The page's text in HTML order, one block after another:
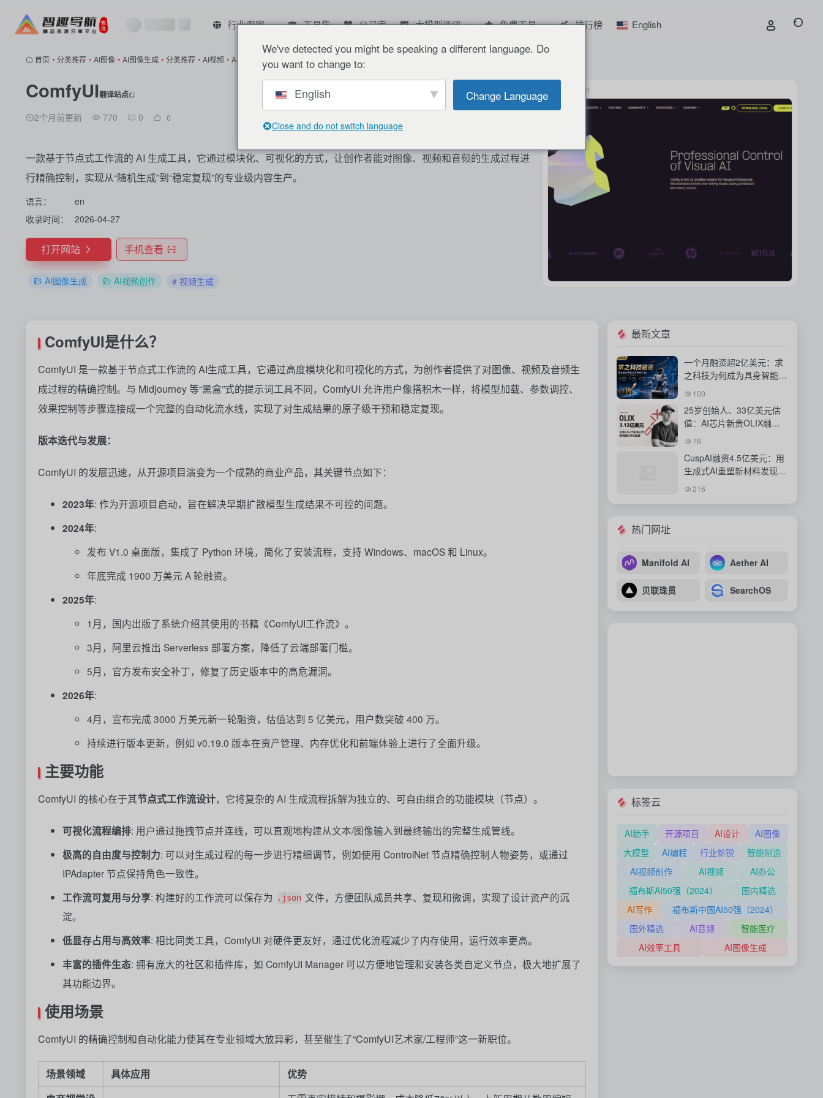
行业观察 工具集 公司库 大模型测评 免费工具 排行榜 English
首页 • 分类推荐 • AI图像 • AI图像生成 • 分类推荐 • AI视频 • AI视频创作 ComfyUI
ComfyUI翻译站点
2个月前更新 770 0 0
一款基于节点式工作流的 AI 生成工具，它通过模块化、可视化的方式，让创作者能对图像、视频和音频的生成过程进
行精确控制，实现从“随机生成”到“稳定复现”的专业级内容生产。
语言：
en
收录时间：
2026-04-27
打开网站 手机查看
AI图像生成 AI视频创作 # 视频生成
ComfyUI
ComfyUI是什么？
ComfyUI 是一款基于节点式工作流的 AI生成工具，它通过高度模块化和可视化的方式，为创作者提供了对图像、视频及音频生
成过程的精确控制。与 Midjourney 等“黑盒”式的提示词工具不同，ComfyUI 允许用户像搭积木一样，将模型加载、参数调控、
效果控制等步骤连接成一个完整的自动化流水线，实现了对生成结果的原子级干预和稳定复现。
版本迭代与发展：
ComfyUI 的发展迅速，从开源项目演变为一个成熟的商业产品，其关键节点如下：
2023年: 作为开源项目启动，旨在解决早期扩散模型生成结果不可控的问题。
2024年:
发布 V1.0 桌面版，集成了 Python 环境，简化了安装流程，支持 Windows、macOS 和 Linux。
年底完成 1900 万美元 A 轮融资。
2025年:
1月，国内出版了系统介绍其使用的书籍《ComfyUI工作流》。
3月，阿里云推出 Serverless 部署方案，降低了云端部署门槛。
5月，官方发布安全补丁，修复了历史版本中的高危漏洞。
2026年:
4月，宣布完成 3000 万美元新一轮融资，估值达到 5 亿美元，用户数突破 400 万。
持续进行版本更新，例如 v0.19.0 版本在资产管理、内存优化和前端体验上进行了全面升级。
主要功能
ComfyUI 的核心在于其节点式工作流设计，它将复杂的 AI 生成流程拆解为独立的、可自由组合的功能模块（节点）。
可视化流程编排: 用户通过拖拽节点并连线，可以直观地构建从文本/图像输入到最终输出的完整生成管线。
极高的自由度与控制力: 可以对生成过程的每一步进行精细调节，例如使用 ControlNet 节点精确控制人物姿势，或通过
IPAdapter 节点保持角色一致性。
工作流可复用与分享: 构建好的工作流可以保存为 .json 文件，方便团队成员共享、复现和微调，实现了设计资产的沉
淀。
低显存占用与高效率: 相比同类工具，ComfyUI 对硬件更友好，通过优化流程减少了内存使用，运行效率更高。
丰富的插件生态: 拥有庞大的社区和插件库，如 ComfyUI Manager 可以方便地管理和安装各类自定义节点，极大地扩展了
其功能边界。
使用场景
ComfyUI 的精确控制和自动化能力使其在专业领域大放异彩，甚至催生了“ComfyUI艺术家/工程师”这一新职位。
场景领域 具体应用
优势
最新文章
一个月融资超2亿美元：求
之科技为何成为具身智能资
本新宠？
100
25岁创始人、33亿美元估
值：AI芯片新贵OLIX融资
背后的豪赌
76
CuspAI融资4.5亿美元：用
生成式AI重塑新材料发现与
工业研发体系
216
热门网址
Manifold AI Aether AI
贝联珠贯 SearchOS
标签云
AI助手 开源项目 AI设计
AI图像
大模型
AI编程 行业新锐
智能制造
AI视频创作
AI视频
AI办公
福布斯AI50强（2024）
国内精选
AI写作
福布斯中国AI50强（2024）
国外精选
AI音频
智能医疗
AI效率工具
AI图像生成
We've detected you might be speaking a different language. Do
you want to change to:
English Change Language
Close and do not switch language